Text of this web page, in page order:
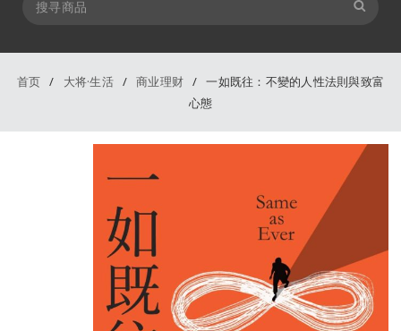
首页 / 大将·生活 / 商业理财 / 一如既往：不變的人性法則與致富
心態